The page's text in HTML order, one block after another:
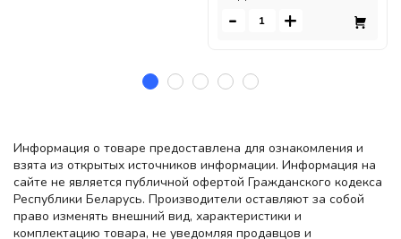
- +
Информация о товаре предоставлена для ознакомления и
взята из открытых источников информации. Информация на
сайте не является публичной офертой Гражданского кодекса
Республики Беларусь. Производители оставляют за собой
право изменять внешний вид, характеристики и
комплектацию товара, не уведомляя продавцов и